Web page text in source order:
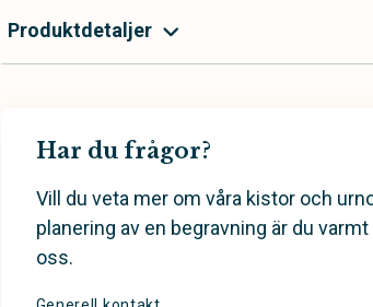
Produktdetaljer
Har du frågor?
Vill du veta mer om våra kistor och
planering av en begravning är du
oss.